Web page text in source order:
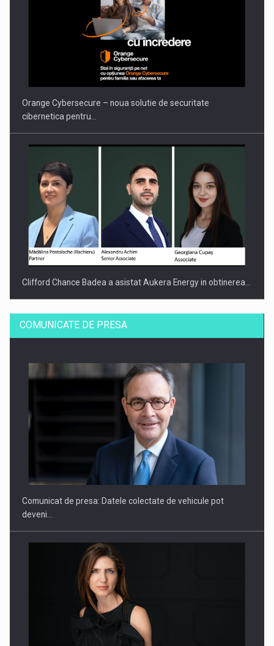
PUTTING ROMANIAN CORPORATE COMPANIES ON THE
INTERNATIONAL BUSINESS SCENE
Orange Cybersecure – noua solutie de securitate
cibernetica pentru…
Clifford Chance Badea a asistat Aukera Energy in obtinerea…
SAPTE PERSONALITATI DIN MEDIUL DE AFACERI, ACADEMIC
Hard Enduro Piatra Craiului 2026, fueled by benzinariile RO…
COMUNICATE DE PRESA
Comunicat de presa: Datele colectate de vehicule pot
deveni…